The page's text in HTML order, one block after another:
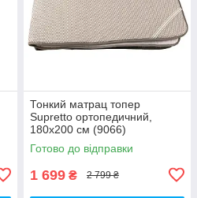
Тонкий матрац топер
Supretto ортопедичний,
180x200 см (9066)
Готово до відправки
1 699 ₴ 2 799 ₴